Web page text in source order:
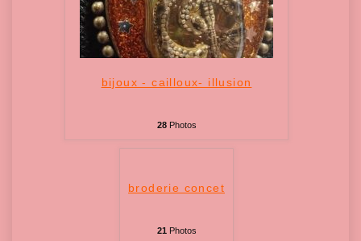
bijoux - cailloux- illusion
28Photos
broderie concet
21Photos